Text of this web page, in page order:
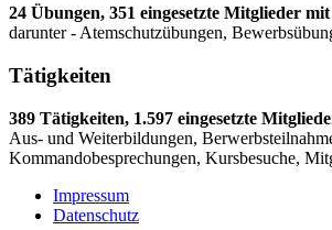
24 Übungen, 351 eingesetzte Mitglieder
darunter - Atemschutzübungen,
Tätigkeiten
389 Tätigkeiten, 1.597 eingesetzte
Aus- und Weiterbildungen,
Kommandobesprechungen, Kursbesuche,
Impressum
Datenschutz